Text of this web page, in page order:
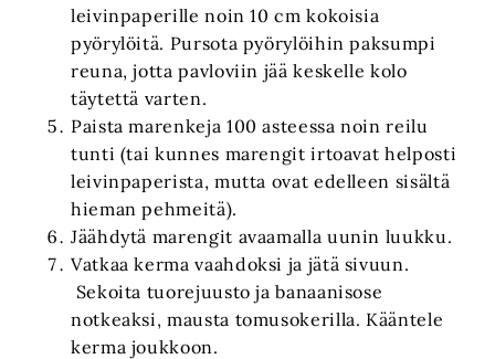
leivinpaperille noin 10 cm kokoisia
pyörylöitä. Pursota pyörylöihin paksumpi
reuna, jotta pavloviin jää keskelle kolo
täytettä varten.
Paista marenkeja 100 asteessa noin reilu
tunti (tai kunnes marengit irtoavat helposti
leivinpaperista, mutta ovat edelleen sisältä
hieman pehmeitä).
Jäähdytä marengit avaamalla uunin luukku.
Vatkaa kerma vaahdoksi ja jätä sivuun.
Sekoita tuorejuusto ja banaanisose
notkeaksi, mausta tomusokerilla. Kääntele
kerma joukkoon.